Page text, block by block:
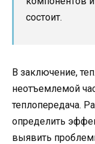
состоит.
В заключение,
неотъемлемой
теплопередача.
определить
выявить